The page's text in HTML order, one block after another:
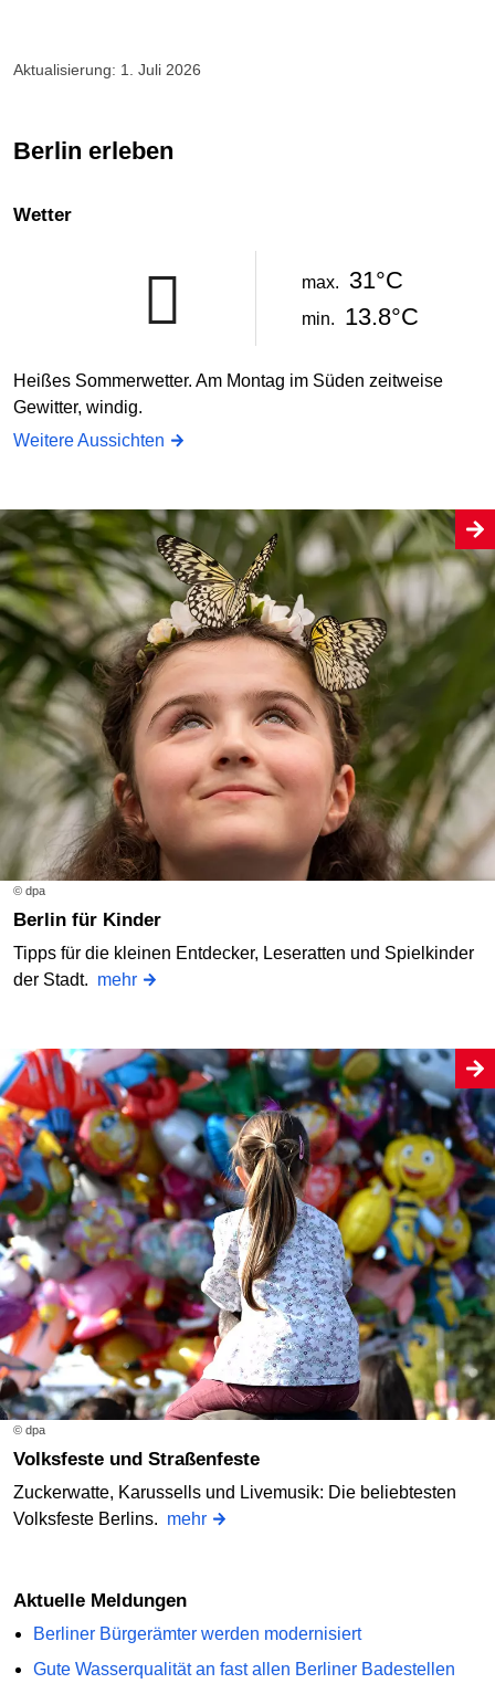
Aktualisierung: 1. Juli 2026
Berlin erleben
Wetter
max. 31°C
min. 13.8°C
Heißes Sommerwetter. Am Montag im Süden zeitweise
Gewitter, windig.
Weitere Aussichten
© dpa
Berlin für Kinder
Tipps für die kleinen Entdecker, Leseratten und Spielkinder
der Stadt. mehr
© dpa
Volksfeste und Straßenfeste
Zuckerwatte, Karussells und Livemusik: Die beliebtesten
Volksfeste Berlins. mehr
Aktuelle Meldungen
Berliner Bürgerämter werden modernisiert
Gute Wasserqualität an fast allen Berliner Badestellen